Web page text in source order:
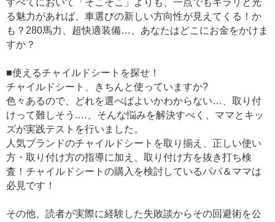
すべてにおいて「そこそこ」よりも、一点でもキラリと光
る魅力があれば、車選びの新しい方向性が見えてくる！か
も？280馬力、超快適装備…、あなたはどこにお金をかけま
すか？
■使えるチャイルドシートを探せ！
チャイルドシート、きちんと使っていますか?
色々あるので、どれを選べばよいかわからない…、取り付
けって難しそう.…、そんな悩みを解決すべく、ママとキッ
ズが実践テストを行いました。
人気ブランドのチャイルドシートを取り揃え、正しい使い
方・取り付け方の指導に加え、取り付け方を抜き打ち検
査！チャイルドシートの購入を検討しているパパ＆ママは
必見です！
その他、読者が実際に経験した失敗談からその回避術を公